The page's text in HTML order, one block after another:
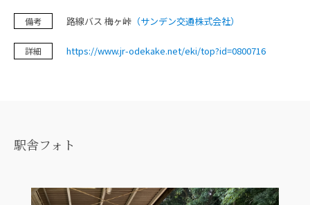
フォトダウンロード（無料）
運営団体
備考 路線バス 梅ヶ峠 （サンデン交通株式会社）
詳細 https://www.jr-odekake.net/eki/top?id=0800716
駅舎フォト